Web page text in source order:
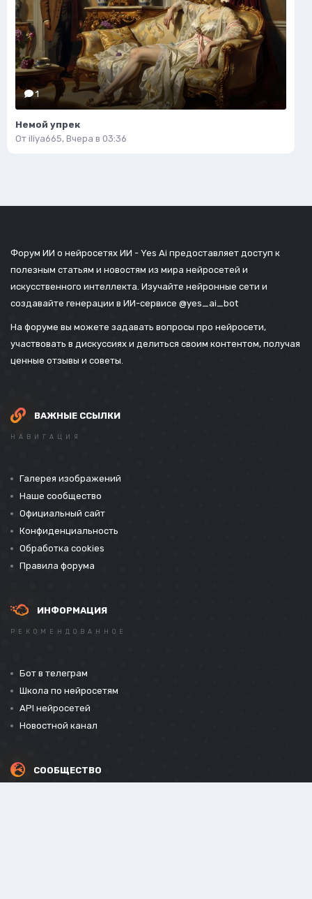
1
Немой упрек
От iliya665, Вчера в 03:36
Форум ИИ о нейросетях ИИ - Yes Ai предоставляет доступ к
полезным статьям и новостям из мира нейросетей и
искусственного интеллекта. Изучайте нейронные сети и
создавайте генерации в ИИ-сервисе @yes_ai_bot
На форуме вы можете задавать вопросы про нейросети,
участвовать в дискуссиях и делиться своим контентом, получая
ценные отзывы и советы.
ВАЖНЫЕ ССЫЛКИ
НАВИГАЦИЯ
Галерея изображений
Наше сообщество
Официальный сайт
Конфиденциальность
Обработка cookies
Правила форума
ИНФОРМАЦИЯ
РЕКОМЕНДОВАННОЕ
Бот в телеграм
Школа по нейросетям
API нейросетей
Новостной канал
СООБЩЕСТВО